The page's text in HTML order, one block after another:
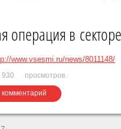
операция в
www.vsesmi.ru/news/8011148/
930 просмотров.
комментарий